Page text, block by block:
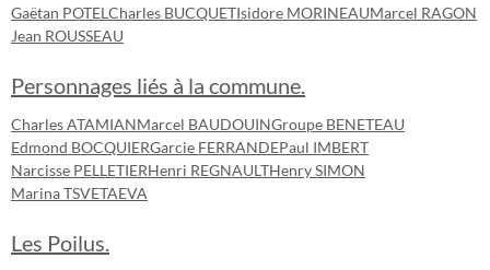
Gaëtan POTEL Charles BUCQUETIsidore MORINEAUMarcel RAGON
Jean ROUSSEAU
Personnages liés à la commune.
Charles ATAMIANMarcel BAUDOUINGroupe BENETEAU
Edmond BOCQUIERGarcie FERRANDEPaul IMBERT
Narcisse PELLETIERHenri REGNAULTHenry SIMON
Marina TSVETAEVA
Les Poilus.